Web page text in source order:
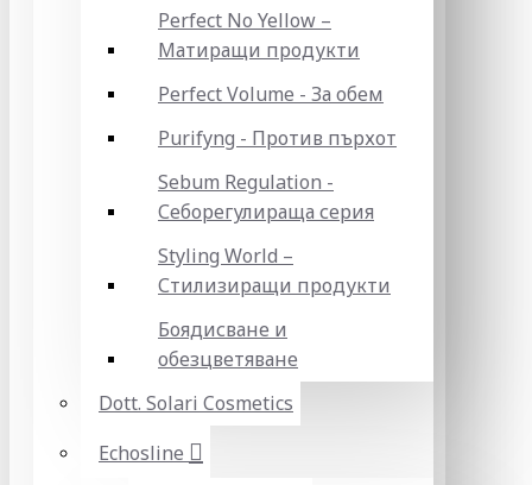
Perfect No Yellow –
Матиращи продукти
Perfect Volume - За обем
Purifyng - Против пърхот
Sebum Regulation -
Себорегулираща серия
Styling World –
Стилизиращи продукти
Боядисване и
обезцветяване
Dott. Solari Cosmetics
Echosline